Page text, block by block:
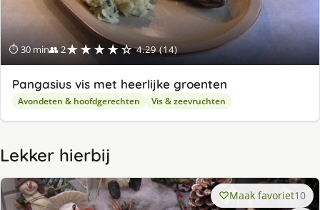
⏱ 30 min👥 2★★★★☆ 4.29 (14)
Pangasius vis met heerlijke groenten
Avondeten & hoofdgerechten Vis & zeevruchten
Lekker hierbij
Maak favoriet10